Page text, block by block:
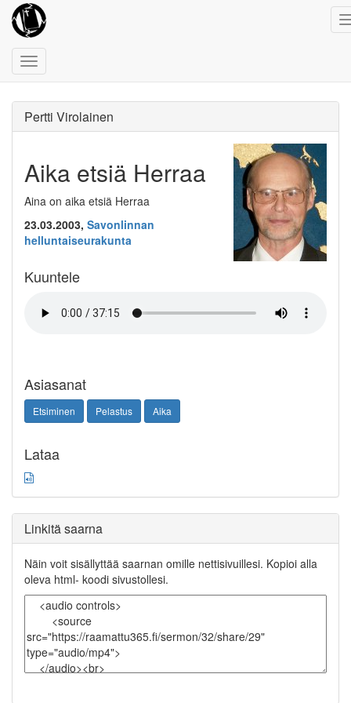
Toggle
navigation
Pertti Virolainen
Aika etsiä Herraa
Aina on aika etsiä Herraa
23.03.2003, Savonlinnan
helluntaiseurakunta
Kuuntele
Asiasanat
Etsiminen Pelastus Aika
Lataa
Linkitä saarna
Näin voit sisällyttää saarnan omille nettisivuillesi. Kopioi alla
oleva html- koodi sivustollesi.